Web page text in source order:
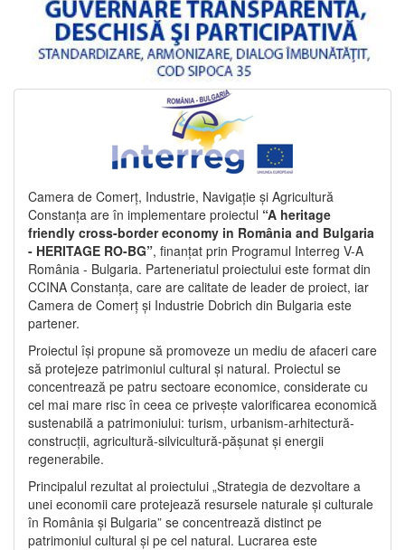
Camera de Comerț, Industrie, Navigație și Agricultură
Constanța are în implementare proiectul “A heritage
friendly cross-border economy in România and Bulgaria
- HERITAGE RO-BG”, finanțat prin Programul Interreg V-A
România - Bulgaria. Parteneriatul proiectului este format din
CCINA Constanța, care are calitate de leader de proiect, iar
Camera de Comerț și Industrie Dobrich din Bulgaria este
partener.
Proiectul își propune să promoveze un mediu de afaceri care
să protejeze patrimoniul cultural și natural. Proiectul se
concentrează pe patru sectoare economice, considerate cu
cel mai mare risc în ceea ce privește valorificarea economică
sustenabilă a patrimoniului: turism, urbanism-arhitectură-
construcții, agricultură-silvicultură-pășunat și energii
regenerabile.
Principalul rezultat al proiectului „Strategia de dezvoltare a
unei economii care protejează resursele naturale și culturale
în România și Bulgaria” se concentrează distinct pe
patrimoniul cultural și pe cel natural. Lucrarea este